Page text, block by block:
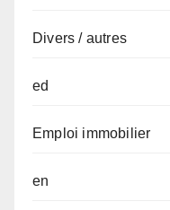
Divers / autres
ed
Emploi immobilier
en